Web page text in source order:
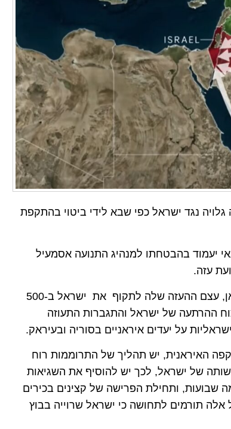
נגד ישראל כפי שבא לידי ביטוי בהתקפת
יעמוד בהבטחתו למנהיג התנועה אסמעיל
עזה.
הפלסטינים מעודדים מעוצמתה הצבאית הגדולה של איראן, עצם ההעזה שלה לתקוף את ישראל ב-500
ההרתעה של ישראל והתגברות התעוזה
על יעדים איראניים בסוריה ובעיראק.
האיראנית, יש תהליך של התרוממות רוח
של ישראל, לכך יש להוסיף את השגיאות
ותחילת הפרישה של קצינים בכירים
רקע מחדל ה-7 באוקטובר, כל אלה תורמים לתחושה כי ישראל שרוייה בבוץ